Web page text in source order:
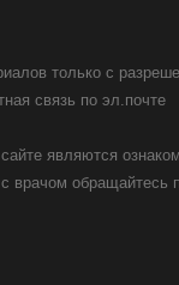
только с
связь по эл.почте
являются
врачом обращайтесь